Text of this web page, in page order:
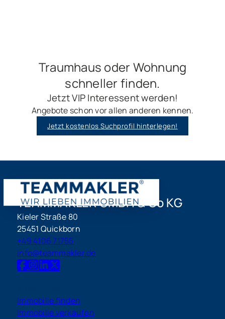
Traumhaus oder Wohnung
schneller finden.
Jetzt VIP Interessent werden!
Angebote schon vor allen anderen kennen.
Jetzt kostenlos Suchprofil hinterlegen!
TEAMMAKLER GMBH & Co KG
Kieler Straße 80
25451 Quickborn
+49 4106 71755
info@teammakler.de
Immobilie finden
Immobilie verkaufen